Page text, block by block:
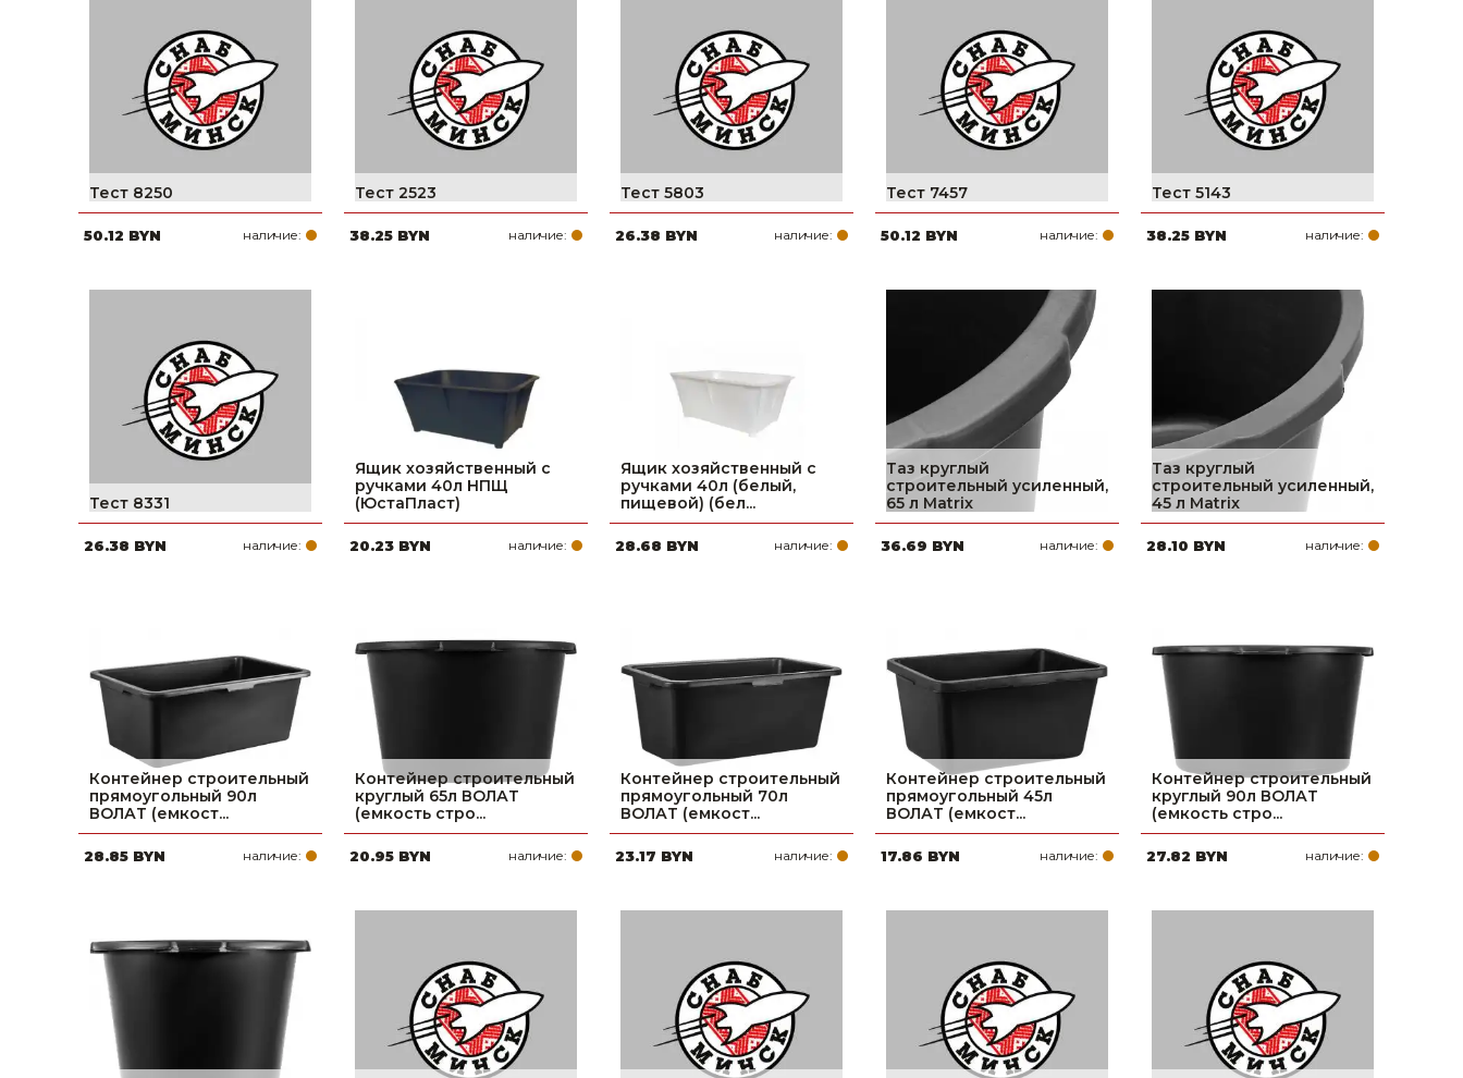
Садовая техника, оснастка и принадлежности
Сварочное оборудование и материалы
Средства индивидуальной защиты и спецодежда
Хранение инструмента (ящики, сумки, пояса, тележки)
Хозтовары
Масла и смазки
Крепеж и фурнитура
Ручной инструмент
Строительные и отделочные материалы
Садовый инструмент, вазоны, горшки и кашпо, теплицы, парники
Автомобильные товары, инструменты
Резинотехнические, асбестовые изделия, каболка
Автоклавы. Дистилляторы
Дистилляторы
Чашечные кормушки
Чашечные поилки
Тест 8250
50.12 BYN наличие:
Тест 2523
38.25 BYN наличие:
Тест 5803
26.38 BYN наличие:
Тест 7457
50.12 BYN наличие:
Тест 5143
38.25 BYN наличие:
Тест 8331
26.38 BYN наличие:
Ящик хозяйственный с
ручками 40л НПЩ
(ЮстаПласт)
20.23 BYN наличие:
Ящик хозяйственный с
ручками 40л (белый,
пищевой) (бел...
28.68 BYN наличие:
Таз круглый
строительный усиленный,
65 л Matrix
36.69 BYN наличие:
Таз круглый
строительный усиленный,
45 л Matrix
28.10 BYN наличие:
Контейнер строительный
прямоугольный 90л
ВОЛАТ (емкост...
28.85 BYN наличие:
Контейнер строительный
круглый 65л ВОЛАТ
(емкость стро...
20.95 BYN наличие:
Контейнер строительный
прямоугольный 70л
ВОЛАТ (емкост...
23.17 BYN наличие:
Контейнер строительный
прямоугольный 45л
ВОЛАТ (емкост...
17.86 BYN наличие:
Контейнер строительный
круглый 90л ВОЛАТ
(емкость стро...
27.82 BYN наличие: